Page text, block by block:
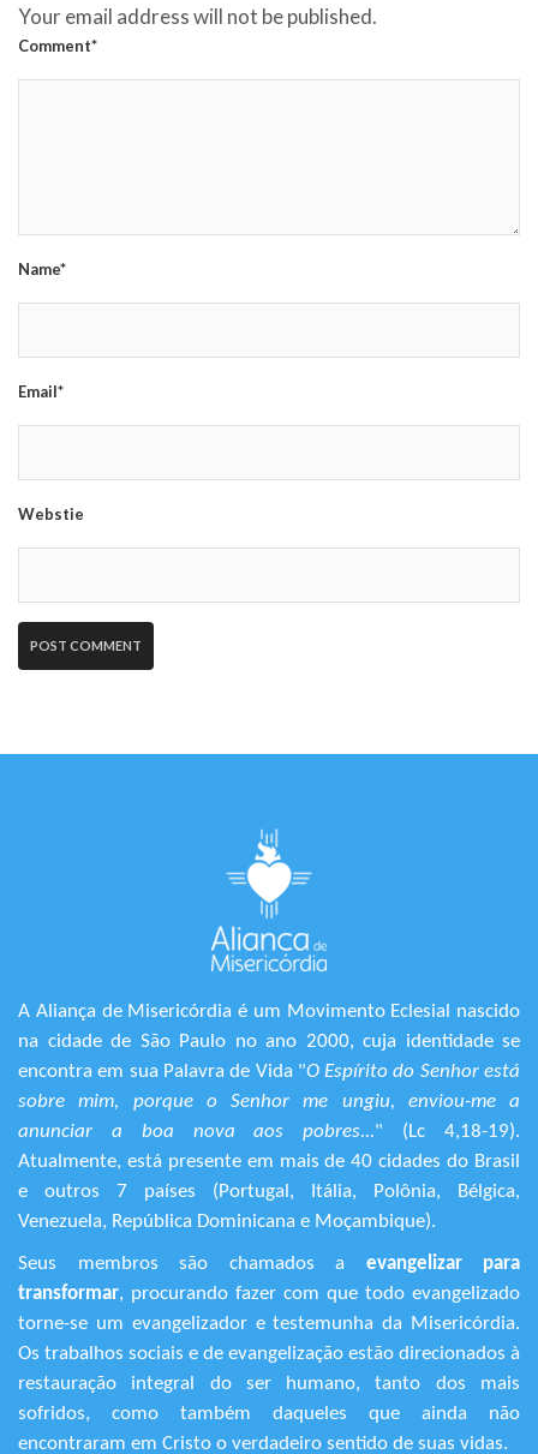
Your email address will not be published.
Comment*
Name*
Email*
Webstie
A Aliança de Misericórdia é um Movimento Eclesial nascido
na cidade de São Paulo no ano 2000, cuja identidade se
encontra em sua Palavra de Vida "O Espírito do Senhor está
sobre mim, porque o Senhor me ungiu, enviou-me a
anunciar a boa nova aos pobres..." (Lc 4,18-19).
Atualmente, está presente em mais de 40 cidades do Brasil
e outros 7 países (Portugal, Itália, Polônia, Bélgica,
Venezuela, República Dominicana e Moçambique).
Seus membros são chamados a evangelizar para
transformar, procurando fazer com que todo evangelizado
torne-se um evangelizador e testemunha da Misericórdia.
Os trabalhos sociais e de evangelização estão direcionados à
restauração integral do ser humano, tanto dos mais
sofridos, como também daqueles que ainda não
encontraram em Cristo o verdadeiro sentido de suas vidas.